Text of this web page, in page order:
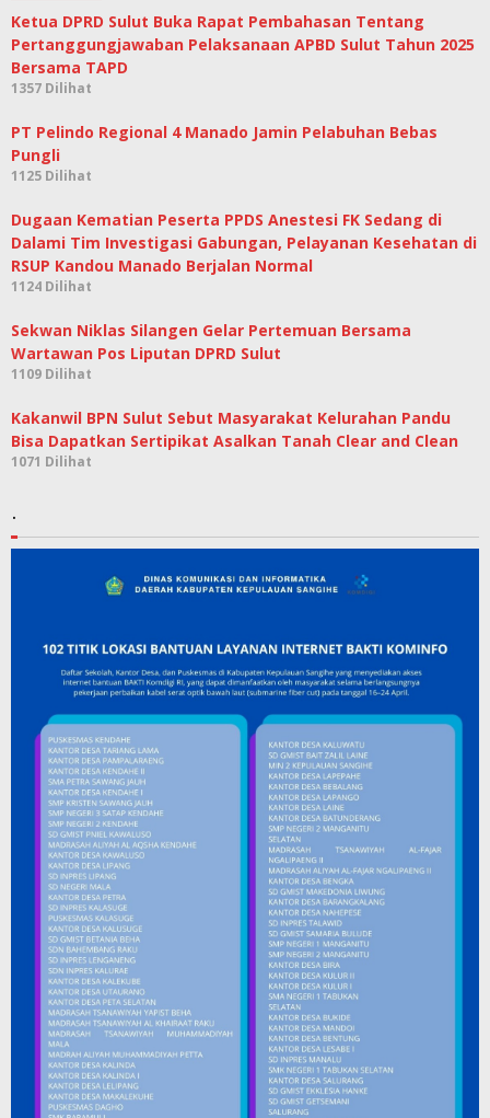
Ketua DPRD Sulut Buka Rapat Pembahasan Tentang
Pertanggungjawaban Pelaksanaan APBD Sulut Tahun 2025
Bersama TAPD
1357 Dilihat
PT Pelindo Regional 4 Manado Jamin Pelabuhan Bebas
Pungli
1125 Dilihat
Dugaan Kematian Peserta PPDS Anestesi FK Sedang di
Dalami Tim Investigasi Gabungan, Pelayanan Kesehatan di
RSUP Kandou Manado Berjalan Normal
1124 Dilihat
Sekwan Niklas Silangen Gelar Pertemuan Bersama
Wartawan Pos Liputan DPRD Sulut
1109 Dilihat
Kakanwil BPN Sulut Sebut Masyarakat Kelurahan Pandu
Bisa Dapatkan Sertipikat Asalkan Tanah Clear and Clean
1071 Dilihat
.